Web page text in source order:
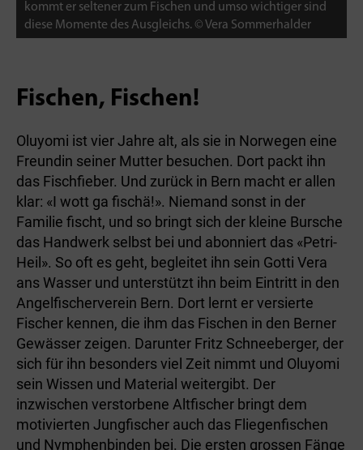
kommt er seltener zum Fischen und umso wichtiger sind
diese Momente des Ausgleichs. © Vera Sommerhalder
Fischen, Fischen!
Oluyomi ist vier Jahre alt, als sie in Norwegen eine
Freundin seiner Mutter besuchen. Dort packt ihn
das Fischfieber. Und zurück in Bern macht er allen
klar: «I wott ga fischä!». Niemand sonst in der
Familie fischt, und so bringt sich der kleine Bursche
das Handwerk selbst bei und abonniert das «Petri-
Heil». So oft es geht, begleitet ihn sein Gotti Vera
ans Wasser und unterstützt ihn beim Eintritt in den
Angelfischerverein Bern. Dort lernt er versierte
Fischer kennen, die ihm das Fischen in den Berner
Gewässer zeigen. Darunter Fritz Schneeberger, der
sich für ihn besonders viel Zeit nimmt und Oluyomi
sein Wissen und Material weitergibt. Der
inzwischen verstorbene Altfischer bringt dem
motivierten Jungfischer auch das Fliegenfischen
und Nymphenbinden bei. Die ersten grossen Fänge